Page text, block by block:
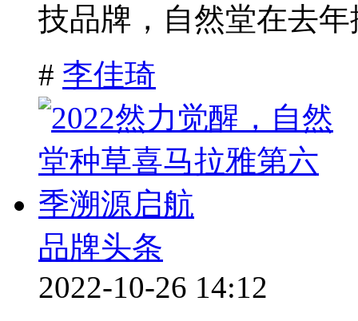
技品牌，自然堂在去年
# 李佳琦
品牌头条
2022-10-26 14:12